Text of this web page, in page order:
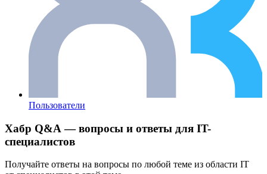
Пользователи
Хабр Q&A — вопросы и ответы для IT-
специалистов
Получайте ответы на вопросы по любой теме из области IT